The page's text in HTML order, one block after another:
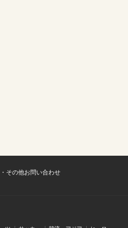
その他お問い合わせ